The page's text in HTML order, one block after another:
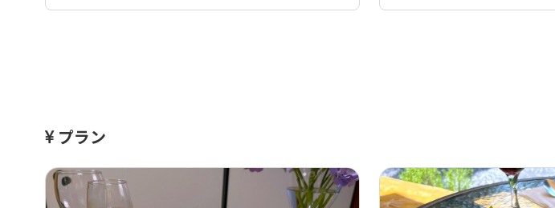
attention to detail. Every part of our stay
We highly recommend OldTrail to anyone
looking for a comfortable, peaceful, and
プラン